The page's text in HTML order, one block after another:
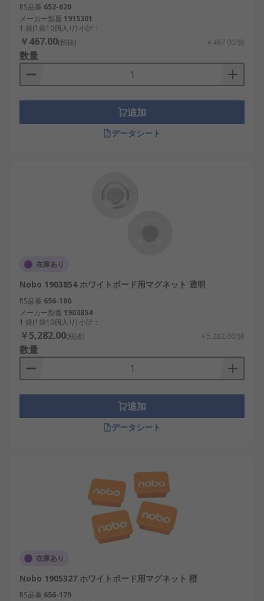
RS品番 652-620
メーカー型番 1915301
1 袋(1袋10個入り) 小計：
￥467.00(税抜) ￥467.00/袋
数量
追加
データシート
在庫あり
Nobo 1903854 ホワイトボード用マグネット 透明
RS品番 656-180
メーカー型番 1903854
1 袋(1袋10個入り) 小計：
￥5,282.00(税抜) ￥5,282.00/袋
数量
追加
データシート
在庫あり
Nobo 1905327 ホワイトボード用マグネット 橙
RS品番 656-179